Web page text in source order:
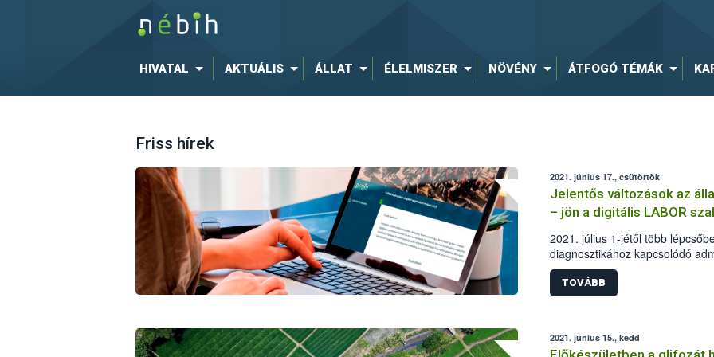
HIVATAL AKTUÁLIS ÁLLAT ÉLELMISZER NÖVÉNY ÁTFOGÓ TÉMÁK
Friss hírek
2021. június 17., csütörtök
Jelentős változások az
– jön a digitális LABOR
2021. július 1-jétől több
diagnosztikához kapcsolódó
digitális térbe. A változások,
érintenek: az ügyviteli rendszer
egyetemleges
eredményközlést támogatják.
TOVÁBB
2021. június 15., kedd